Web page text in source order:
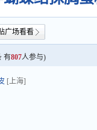
广场看看
有807人参与)
[上海]